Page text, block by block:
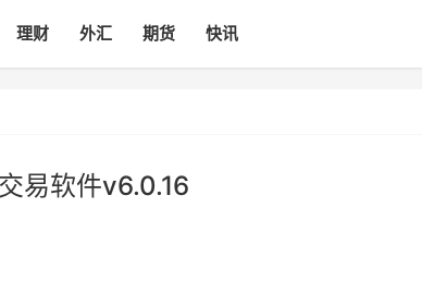
理财 外汇 期货 快讯
易软件v6.0.16